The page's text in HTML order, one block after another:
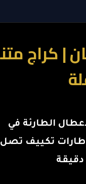
الطارئة في
إطارات تكييف تصل